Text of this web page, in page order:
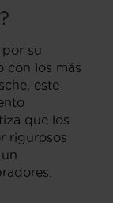
por su
con los más
este
que los
rigurosos